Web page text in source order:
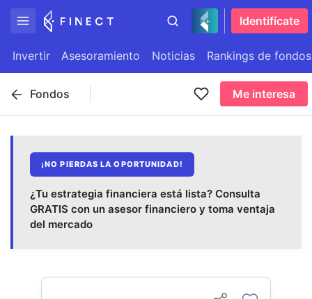
Identifícate
Invertir Asesoramiento Noticias Rankings de fondos
Fondos Me interesa
¡NO PIERDAS LA OPORTUNIDAD!
¿Tu estrategia financiera está lista? Consulta
GRATIS con un asesor financiero y toma ventaja
del mercado